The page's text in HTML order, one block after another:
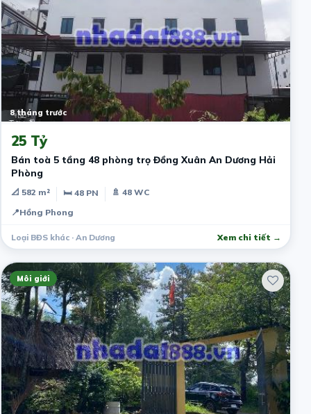
8 tháng trước
25 Tỷ
Bán toà 5 tầng 48 phòng trọ Đồng Xuân An Dương Hải
Phòng
📐 582 m² 🛏 48 PN
🚿 48 WC
📍Hồng Phong
Loại BĐS khác · An Dương Xem chi tiết →
Môi giới